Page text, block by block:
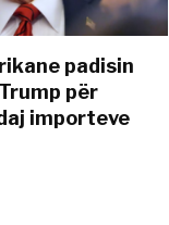
padisin
për
importeve